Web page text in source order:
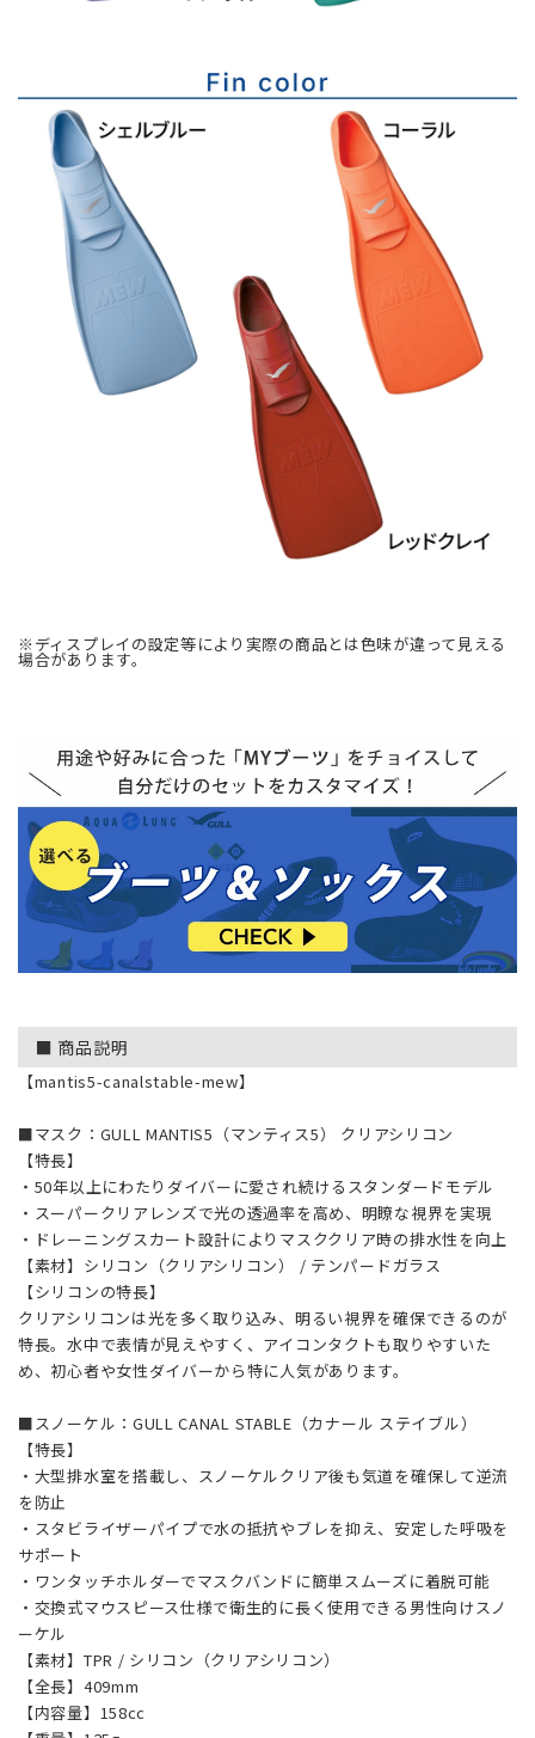
※ディスプレイの設定等により実際の商品とは色味が違って見える
場合があります。
■ 商品説明
【mantis5-canalstable-mew】
■マスク：GULL MANTIS5（マンティス5） クリアシリコン
【特長】
・50年以上にわたりダイバーに愛され続けるスタンダードモデル
・スーパークリアレンズで光の透過率を高め、明瞭な視界を実現
・ドレーニングスカート設計によりマスククリア時の排水性を向上
【素材】シリコン（クリアシリコン） / テンパードガラス
【シリコンの特長】
クリアシリコンは光を多く取り込み、明るい視界を確保できるのが
特長。水中で表情が見えやすく、アイコンタクトも取りやすいた
め、初心者や女性ダイバーから特に人気があります。
■スノーケル：GULL CANAL STABLE（カナール ステイブル）
【特長】
・大型排水室を搭載し、スノーケルクリア後も気道を確保して逆流
を防止
・スタビライザーパイプで水の抵抗やブレを抑え、安定した呼吸を
サポート
・ワンタッチホルダーでマスクバンドに簡単スムーズに着脱可能
・交換式マウスピース仕様で衛生的に長く使用できる男性向けスノ
ーケル
【素材】TPR / シリコン（クリアシリコン）
【全長】409mm
【内容量】158cc